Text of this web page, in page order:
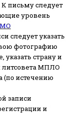
К письму следует
уровень
следует указать
фотографию
указать страну и
литсовета МПЛО
(по истечению
записи
и